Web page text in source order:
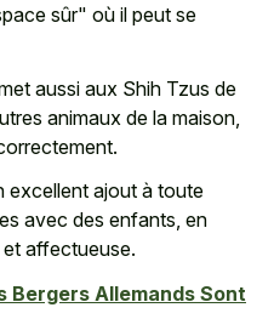
sûr" où il peut se
aussi aux Shih Tzus de
animaux de la maison,
excellent ajout à toute
avec des enfants, en
et affectueuse.
Bergers Allemands Sont